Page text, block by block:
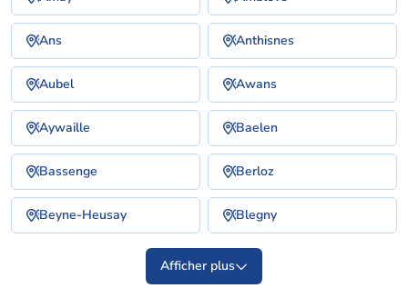
Ans Anthisnes
Aubel Awans
Aywaille Baelen
Bassenge Berloz
Beyne-Heusay Blegny
Afficher plus